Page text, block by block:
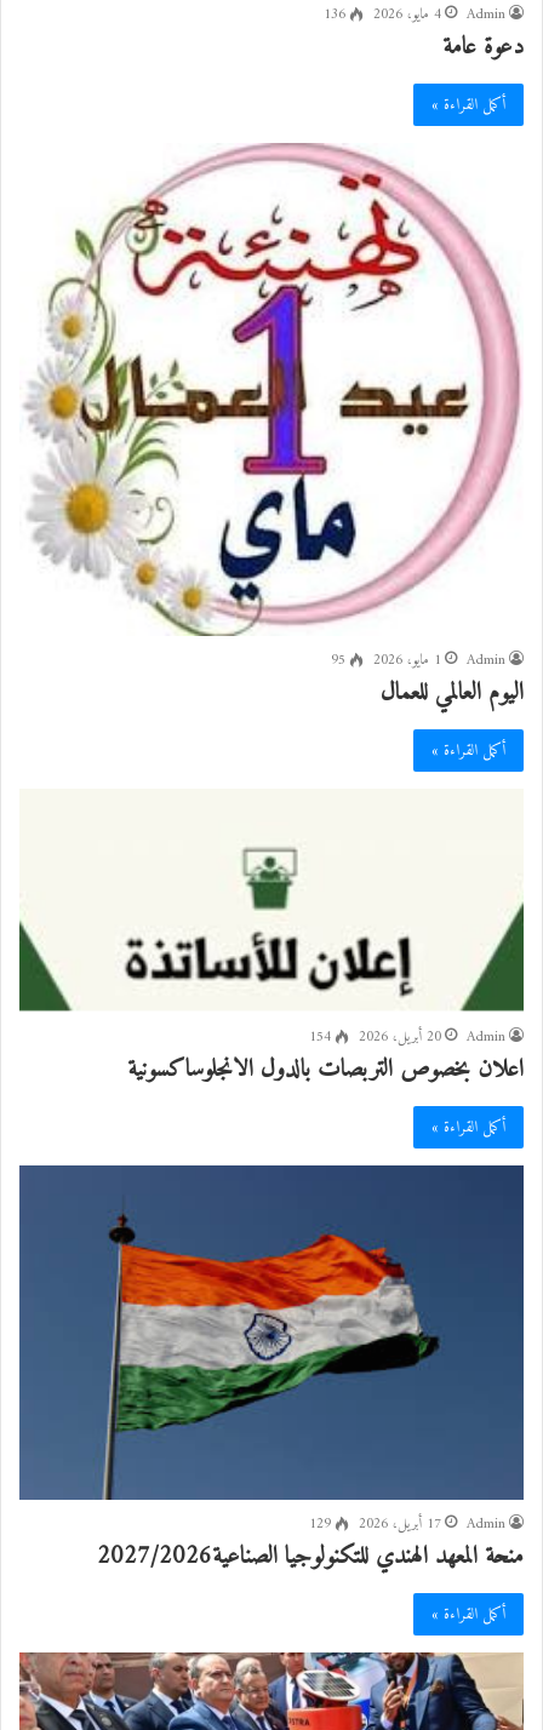
Admin 4 مايو، 2026 136
دعوة عامة
أكمل القراءة »
Admin 1 مايو، 2026 95
اليوم العالمي للعمال
أكمل القراءة »
Admin 20 أبريل، 2026 154
اعلان بخصوص التربصات بالدول الانجلوساكسونية
أكمل القراءة »
Admin 17 أبريل، 2026 129
منحة المعهد الهندي للتكنولوجيا الصناعية2027/2026
أكمل القراءة »